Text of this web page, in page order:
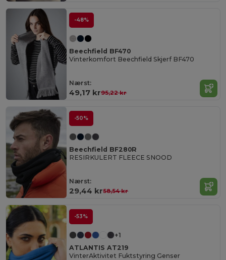
-48%
Beechfield BF470
Vinterkomfort Beechfield Skjerf BF470
Nærst:
49,17 kr95,22 kr
-50%
Beechfield BF280R
RESIRKULERT FLEECE SNOOD
Nærst:
29,44 kr58,54 kr
-53%
+1
ATLANTIS AT219
VinterAktivitet Fuktstyring Genser